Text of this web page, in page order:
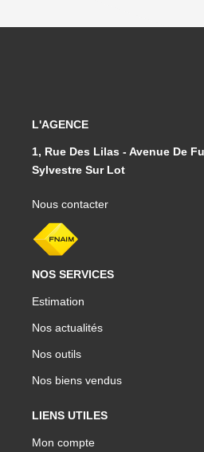
L'AGENCE
1, Rue Des Lilas - Avenue De
Sylvestre Sur Lot
Nous contacter
NOS SERVICES
Estimation
Nos actualités
Nos outils
Nos biens vendus
LIENS UTILES
Mon compte